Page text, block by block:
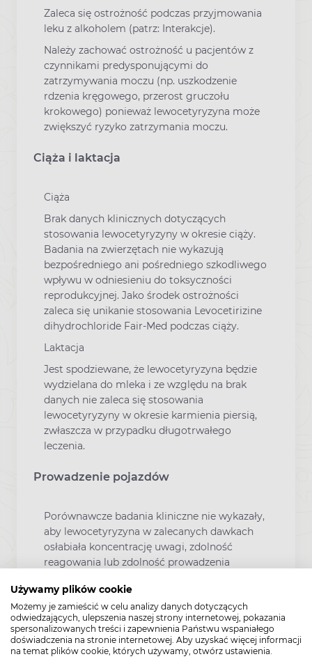
Używamy plików cookie
Możemy je zamieścić w celu analizy danych dotyczących
odwiedzających, ulepszenia naszej strony internetowej, pokazania
spersonalizowanych treści i zapewnienia Państwu wspaniałego
doświadczenia na stronie internetowej. Aby uzyskać więcej informacji
na temat plików cookie, których używamy, otwórz ustawienia.
Zaleca się ostrożność podczas przyjmowania
leku z alkoholem (patrz: Interakcje).
Należy zachować ostrożność u pacjentów z
czynnikami predysponującymi do
zatrzymywania moczu (np. uszkodzenie
rdzenia kręgowego, przerost gruczołu
krokowego) ponieważ lewocetyryzyna może
zwiększyć ryzyko zatrzymania moczu.
Ciąża i laktacja
Ciąża
Brak danych klinicznych dotyczących
stosowania lewocetyryzyny w okresie ciąży.
Badania na zwierzętach nie wykazują
bezpośredniego ani pośredniego szkodliwego
wpływu w odniesieniu do toksyczności
reprodukcyjnej. Jako środek ostrożności
zaleca się unikanie stosowania Levocetirizine
dihydrochloride Fair-Med podczas ciąży.
Laktacja
Jest spodziewane, że lewocetyryzyna będzie
wydzielana do mleka i ze względu na brak
danych nie zaleca się stosowania
lewocetyryzyny w okresie karmienia piersią,
zwłaszcza w przypadku długotrwałego
leczenia.
Prowadzenie pojazdów
Porównawcze badania kliniczne nie wykazały,
aby lewocetyryzyna w zalecanych dawkach
osłabiała koncentrację uwagi, zdolność
reagowania lub zdolność prowadzenia
pacjentów może wystąpić senność,
zmęczenie i osłabienie podczas leczenia
produktem Levocetirizine dihydrochloride
Fair-Med. Dlatego też pacjenci, którzy
zamierzają prowadzić pojazdy, wykonują